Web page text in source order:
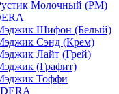
Молочный (РМ)
Шифон (Белый)
Сэнд (Крем)
Лайт (Грей)
(Графит)
Тоффи